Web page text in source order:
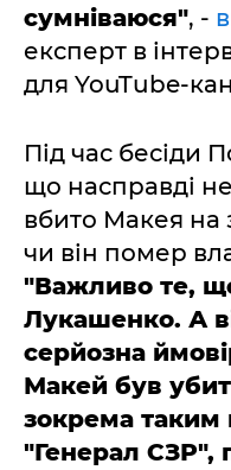
сумніваюся", -
експерт в
для YouTube-
Під час бесіди
що насправді
вбито Макея
чи він помер
"Важливо те,
Лукашенко. А
серйозна
Макей був
зокрема таким
"Генерал СЗР",